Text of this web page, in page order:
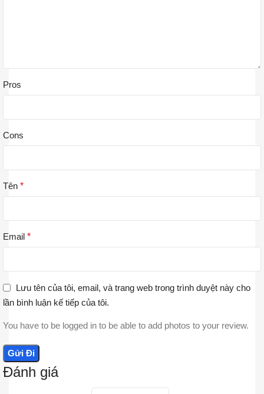
Đánh giá
Pros
Cons
Tên *
Email *
Lưu tên của tôi, email, và trang web trong trình duyệt này cho
lần bình luận kế tiếp của tôi.
You have to be logged in to be able to add photos to your review.